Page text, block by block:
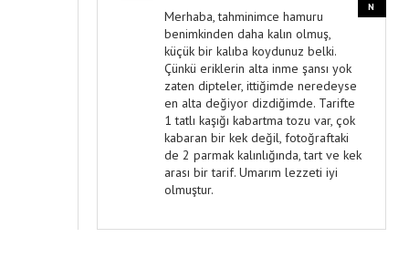
Merhaba, tahminimce hamuru
benimkinden daha kalın olmuş,
küçük bir kalıba koydunuz belki.
Çünkü eriklerin alta inme şansı yok
zaten dipteler, ittiğimde neredeyse
en alta değiyor dizdiğimde. Tarifte
1 tatlı kaşığı kabartma tozu var, çok
kabaran bir kek değil, fotoğraftaki
de 2 parmak kalınlığında, tart ve kek
arası bir tarif. Umarım lezzeti iyi
olmuştur.